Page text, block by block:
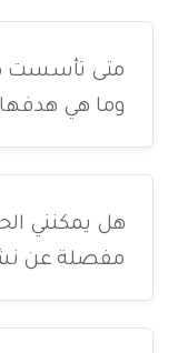
وما هي
هل يمكنني
مفصلة عن